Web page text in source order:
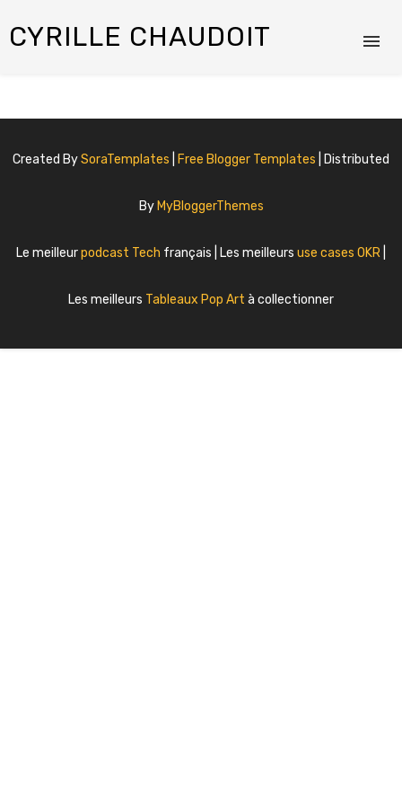
CYRILLE CHAUDOIT
Created BySoraTemplates Free Blogger Templates | Distributed
By MyBloggerThemes
Le meilleurpodcast Tech français | Les meilleurs use cases OKR
Les meilleurs Tableaux Pop Art à collectionner